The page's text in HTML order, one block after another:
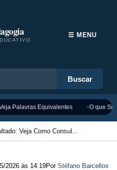
Buscar
☰ MENU
Palavras Equivalentes O que
Veja Como Consul...
2026 às 14:19Por Stéfano Barcellos